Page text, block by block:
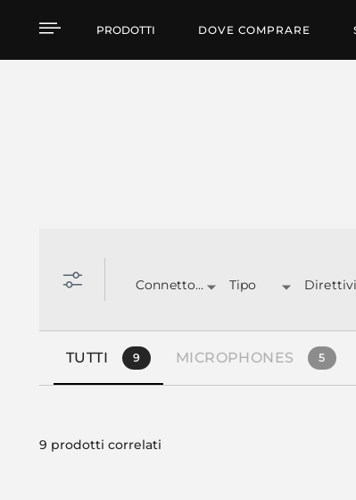
Prodotti per
PRODOTTI DOVE COMPRARE
Connettori Tipo
TUTTI 9 MICROPHONES 5
9 prodotti correlati